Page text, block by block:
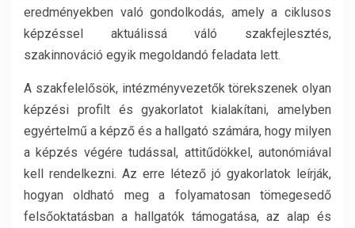
eredményekben való gondolkodás, amely a ciklusos
képzéssel aktuálissá váló szakfejlesztés,
szakinnováció egyik megoldandó feladata lett.
A szakfelelősök, intézményvezetők törekszenek olyan
képzési profilt és gyakorlatot kialakítani, amelyben
egyértelmű a képző és a hallgató számára, hogy milyen
a képzés végére tudással, attitűdökkel, autonómiával
kell rendelkezni. Az erre létező jó gyakorlatok leírják,
hogyan oldható meg a folyamatosan tömegesedő
felsőoktatásban a hallgatók támogatása, az alap és